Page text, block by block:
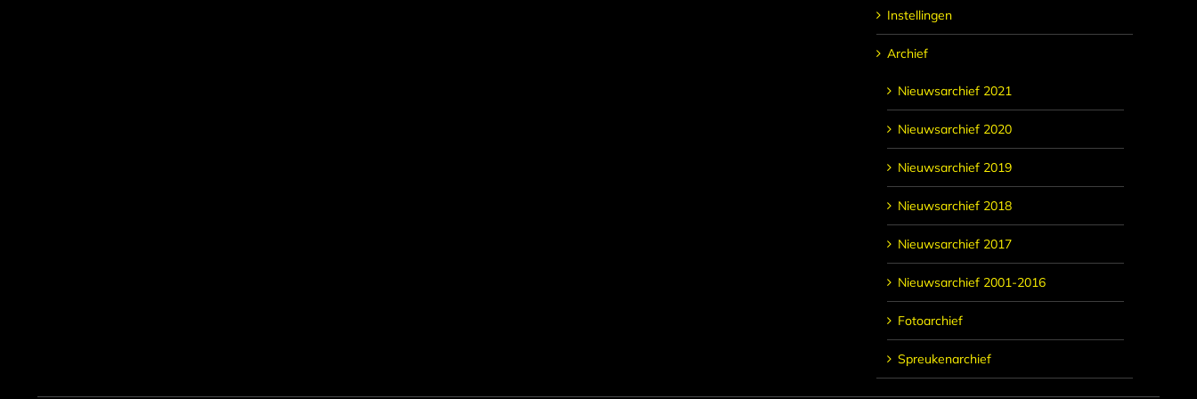
Instellingen
Archief
Nieuwsarchief 2021
Nieuwsarchief 2020
Nieuwsarchief 2019
Nieuwsarchief 2018
Nieuwsarchief 2017
Nieuwsarchief 2001-2016
Fotoarchief
Spreukenarchief